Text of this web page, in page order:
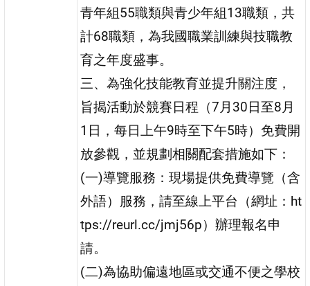
青年組55職類與青少年組13職類，共
計68職類，為我國職業訓練與技職教
育之年度盛事。
三、為強化技能教育並提升關注度，
旨揭活動於競賽日程（7月30日至8月
1日，每日上午9時至下午5時）免費開
放參觀，並規劃相關配套措施如下：
(一)導覽服務：現場提供免費導覽（含
外語）服務，請至線上平台（網址：ht
tps://reurl.cc/jmj56p）辦理報名申
請。
(二)為協助偏遠地區或交通不便之學校